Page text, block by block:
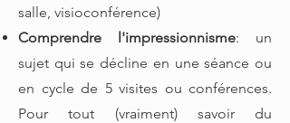
salle, visioconférence)
Comprendre l'impressionnisme: un
sujet qui se décline en une séance ou
en cycle de 5 visites ou conférences.
Pour tout (vraiment) savoir du